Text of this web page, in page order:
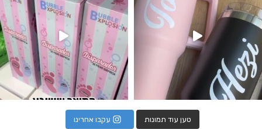
טען עוד תמונות עקבו אחרינו